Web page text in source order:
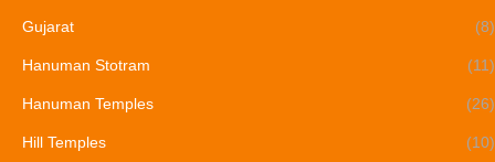
Gujarat (8)
Hanuman Stotram (11)
Hanuman Temples (26)
Hill Temples (10)